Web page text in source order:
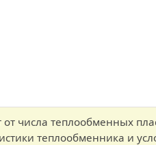
от числа теплообменных
теплообменника и